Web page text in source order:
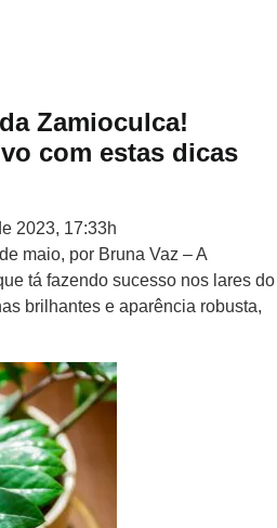
Zamioculca!
com estas dicas
2023, 17:33h
maio, por Bruna Vaz – A
tá fazendo sucesso nos lares do
brilhantes e aparência robusta,